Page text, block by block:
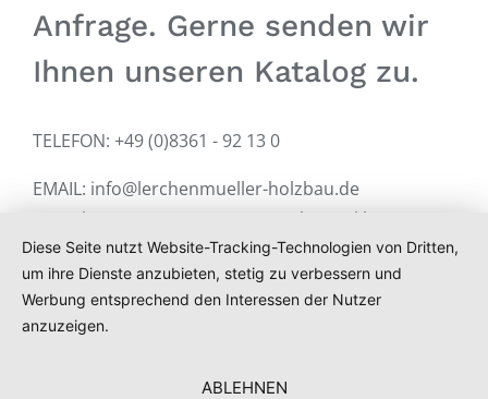
Anfrage. Gerne senden wir
Ihnen unseren Katalog zu.
TELEFON: +49 (0)8361 - 92 13 0
EMAIL: info@lerchenmueller-holzbau.de
Kontakt
Datenschutzerklärung
Diese Seite nutzt Website-Tracking-Technologien von Dritten,
um ihre Dienste anzubieten, stetig zu verbessern und
Werbung entsprechend den Interessen der Nutzer
anzuzeigen.
ABLEHNEN